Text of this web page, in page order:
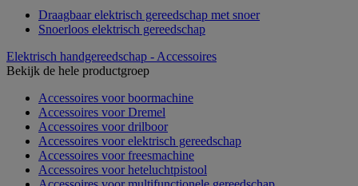
Draagbaar elektrisch gereedschap met snoer
Snoerloos elektrisch gereedschap
Elektrisch handgereedschap - Accessoires
Bekijk de hele productgroep
Accessoires voor boormachine
Accessoires voor Dremel
Accessoires voor drilboor
Accessoires voor elektrisch gereedschap
Accessoires voor freesmachine
Accessoires voor heteluchtpistool